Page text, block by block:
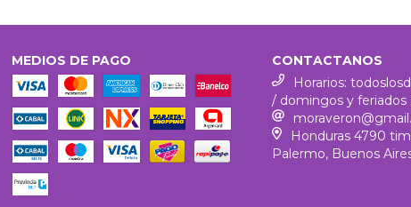
MEDIOS DE PAGO
CONTACTANOS
Horarios:
/ domingos y feriados
Honduras 4790
Palermo, Buenos